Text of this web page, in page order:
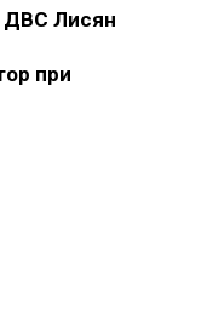
ДВС Лисян
при